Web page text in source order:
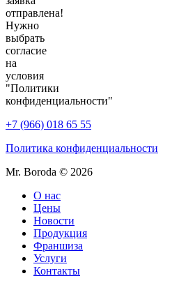
отправлена!
Нужно
выбрать
согласие
на
условия
"Политики
конфиденциальности"
+7 (966) 018 65 55
Политика конфиденциальности
Mr. Boroda © 2026
О нас
Цены
Новости
Продукция
Франшиза
Услуги
Контакты